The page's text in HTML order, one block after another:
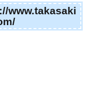
www.takasaki